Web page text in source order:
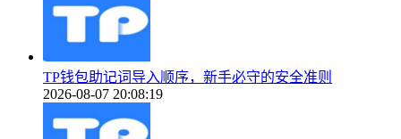
TP钱包助记词导入顺序，新手必守的安全准则
2026-08-07 20:08:19